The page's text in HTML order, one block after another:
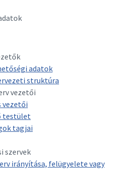
adatok
struktúra
vezetői
vezetői
testület
tagjai
szervek
irányítása, felügyelete vagy